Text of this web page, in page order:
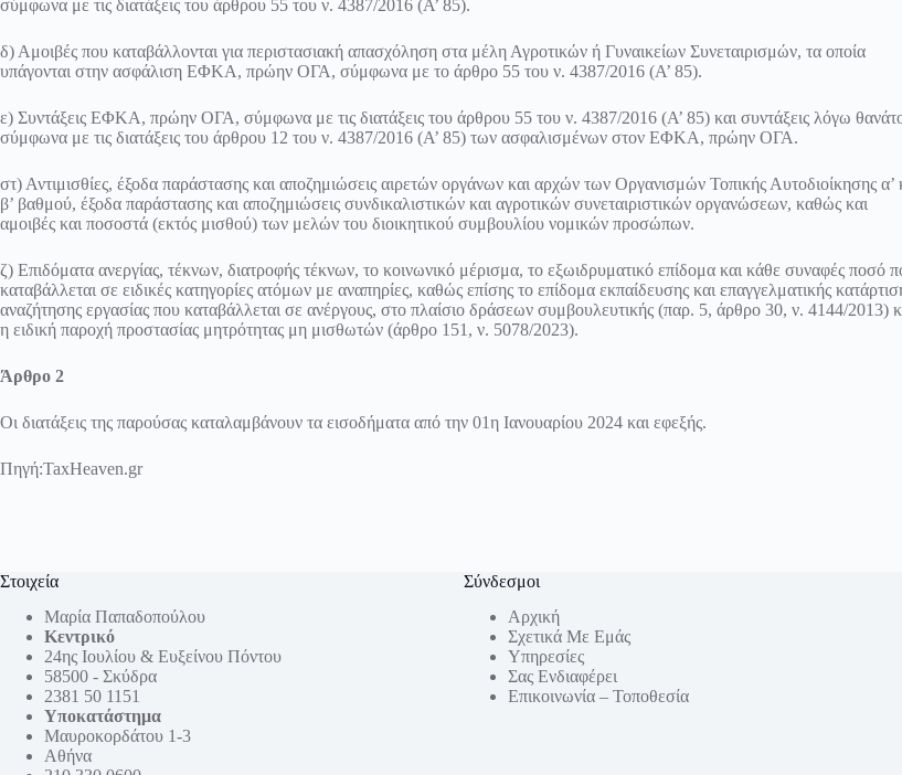
σύμφωνα με τις διατάξεις του άρθρου 55 του ν. 4387/2016 (Α’ 85).
δ) Αμοιβές που καταβάλλονται για περιστασιακή απασχόληση στα μέλη Αγροτικών ή Γυναικείων Συνεταιρισμών, τα οποία
υπάγονται στην ασφάλιση ΕΦΚΑ, πρώην ΟΓΑ, σύμφωνα με το άρθρο 55 του ν. 4387/2016 (Α’ 85).
ε) Συντάξεις ΕΦΚΑ, πρώην ΟΓΑ, σύμφωνα με τις διατάξεις του άρθρου 55 του ν. 4387/2016 (Α’ 85) και συντάξεις λόγω
σύμφωνα με τις διατάξεις του άρθρου 12 του ν. 4387/2016 (Α’ 85) των ασφαλισμένων στον ΕΦΚΑ, πρώην ΟΓΑ.
στ) Αντιμισθίες, έξοδα παράστασης και αποζημιώσεις αιρετών οργάνων και αρχών των Οργανισμών Τοπικής Αυτοδιοίκησης α’
β’ βαθμού, έξοδα παράστασης και αποζημιώσεις συνδικαλιστικών και αγροτικών συνεταιριστικών οργανώσεων, καθώς και
αμοιβές και ποσοστά (εκτός μισθού) των μελών του διοικητικού συμβουλίου νομικών προσώπων.
ζ) Επιδόματα ανεργίας, τέκνων, διατροφής τέκνων, το κοινωνικό μέρισμα, το εξωιδρυματικό επίδομα και κάθε συναφές ποσό
καταβάλλεται σε ειδικές κατηγορίες ατόμων με αναπηρίες, καθώς επίσης το επίδομα εκπαίδευσης και επαγγελματικής
αναζήτησης εργασίας που καταβάλλεται σε ανέργους, στο πλαίσιο δράσεων συμβουλευτικής (παρ. 5, άρθρο 30, ν. 4144/2013)
η ειδική παροχή προστασίας μητρότητας μη μισθωτών (άρθρο 151, ν. 5078/2023).
Άρθρο 2
Οι διατάξεις της παρούσας καταλαμβάνουν τα εισοδήματα από την 01η Ιανουαρίου 2024 και εφεξής.
Πηγή:TaxHeaven.gr
Στοιχεία
Μαρία Παπαδοπούλου
Κεντρικό
24ης Ιουλίου & Ευξείνου Πόντου
58500 - Σκύδρα
2381 50 1151
Υποκατάστημα
Μαυροκορδάτου 1-3
Αθήνα
Σύνδεσμοι
Αρχική
Σχετικά Με Εμάς
Υπηρεσίες
Σας Ενδιαφέρει
Επικοινωνία – Τοποθεσία